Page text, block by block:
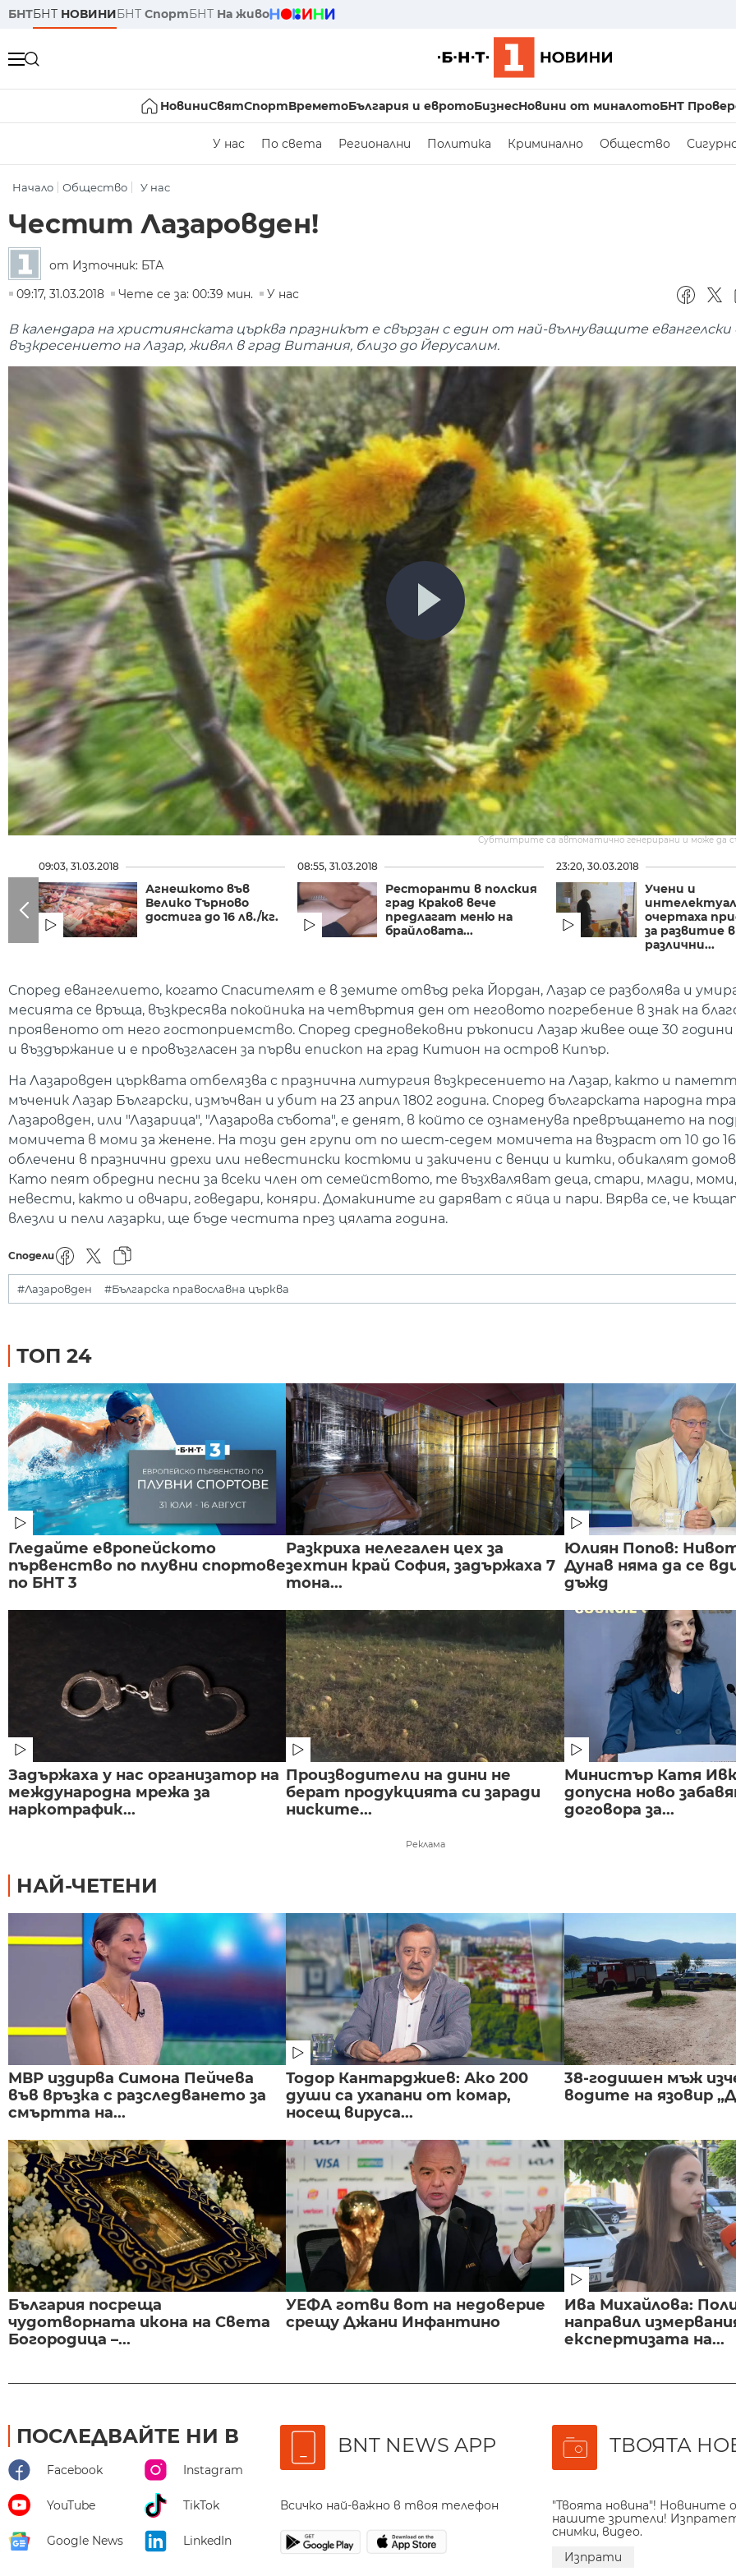
БНТБНТ НОВИНИБНТ СпортБНТ На живо
НовиниСвятСпортВреметоБългария и евротоБизнесНовини от миналотоБНТ
У нас По света Регионални Политика Криминално Общество
Начало Общество У нас
Честит Лазаровден!
от Източник: БТА
09:17, 31.03.2018
Чете се за: 00:39 мин. У нас
В календара на християнската църква празникът е свързан с един от най-вълнуващите
възкресението на Лазар, живял в град Витания, близо до Йерусалим.
Субтитрите са автоматично генерирани и може да
09:03, 31.03.2018
Агнешкото във
Велико Търново
достига до 16 лв./кг.
08:55, 31.03.2018
Ресторанти в полския
град Краков вече
предлагат меню на
брайловата...
23:20, 30.03.2018
Учени и
очертаха
за развитие в
различни...
Според евангелието, когато Спасителят е в земите отвъд река Йордан, Лазар се разболява и
месията се връща, възкресява покойника на четвъртия ден от неговото погребение в знак на
проявеното от него гостоприемство. Според средновековни ръкописи Лазар живее още 30
и въздържание и е провъзгласен за първи епископ на град Китион на остров Кипър.
На Лазаровден църквата отбелязва с празнична литургия възкресението на Лазар, както и
мъченик Лазар Български, измъчван и убит на 23 април 1802 година. Според българската народна
Лазаровден, или "Лазарица", "Лазарова събота", е денят, в който се ознаменува превръщането на
момичета в моми за женене. На този ден групи от по шест-седем момичета на възраст от 10 до
облечени в празнични дрехи или невестински костюми и закичени с венци и китки, обикалят
Като пеят обредни песни за всеки член от семейството, те възхваляват деца, стари, млади,
невести, както и овчари, говедари, коняри. Домакините ги даряват с яйца и пари. Вярва се, че
влезли и пели лазарки, ще бъде честита през цялата година.
Сподели
#Лазаровден #Българска православна църква
ТОП 24
Гледайте европейското
първенство по плувни спортове
по БНТ 3
Разкриха нелегален цех за
зехтин край София, задържаха 7
тона...
Юлиян Попов:
Дунав няма да се
дъжд
Задържаха у нас организатор на
международна мрежа за
наркотрафик...
Производители на дини не
берат продукцията си заради
ниските...
Министър Катя
допусна ново
договора за...
Реклама
НАЙ-ЧЕТЕНИ
МВР издирва Симона Пейчева
във връзка с разследването за
смъртта на...
Тодор Кантарджиев: Ако 200
души са ухапани от комар,
носещ вируса...
38-годишен мъж
водите на язовир
България посреща
чудотворната икона на Света
Богородица –...
УЕФА готви вот на недоверие
срещу Джани Инфантино
Ива Михайлова:
направил
експертизата на...
ПОСЛЕДВАЙТЕ НИ В
Facebook Instagram
YouTube TikTok
Google News LinkedIn
BNT NEWS APP
Всичко най-важно в твоя телефон
ТВОЯТА
"Твоята новина"! Новините
нашите зрители!
снимки, видео.
Изпрати